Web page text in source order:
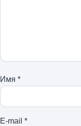
Имя *
E-mail *